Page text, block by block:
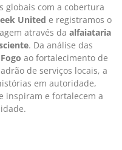
globais com a cobertura
United e registramos o
através da alfaiataria
. Da análise das
ao fortalecimento de
de serviços locais, a
em autoridade,
inspiram e fortalecem a